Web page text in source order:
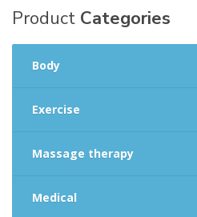
Product Categories
Body
Exercise
Massage therapy
Medical